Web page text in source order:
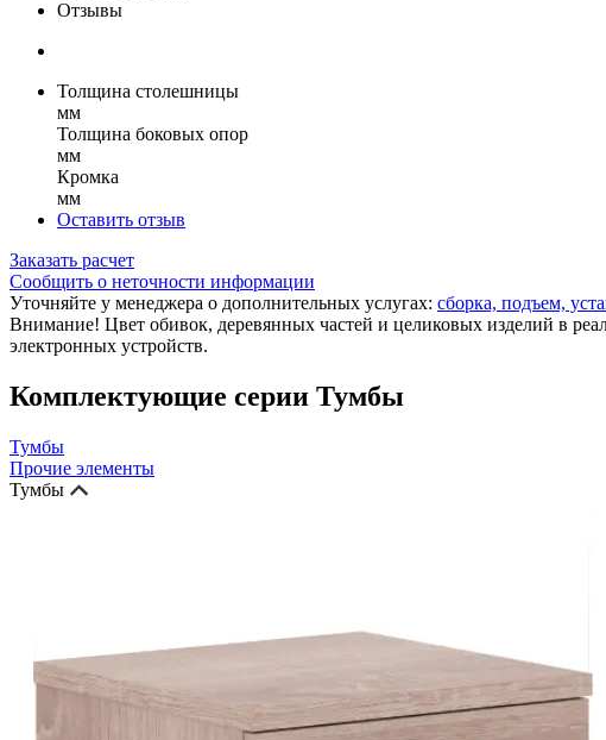
Отзывы
Толщина столешницы
мм
Толщина боковых опор
мм
Кромка
мм
Оставить отзыв
Заказать расчет
Сообщить о неточности информации
Уточняйте у менеджера о дополнительных услугах: сборка, подъем,
Внимание! Цвет обивок, деревянных частей и целиковых изделий в
электронных устройств.
Комплектующие серии Тумбы
Тумбы
Прочие элементы
Тумбы